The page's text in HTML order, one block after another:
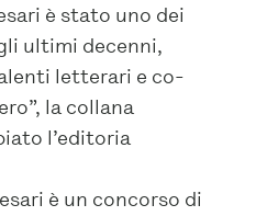
è stato uno dei
ultimi decenni,
letterari e co-
la collana
l’editoria
è un concorso di